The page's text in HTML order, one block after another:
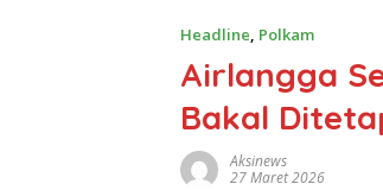
Headline, Polkam
Airlangga
Bakal
Aksinews
27 Maret 2026